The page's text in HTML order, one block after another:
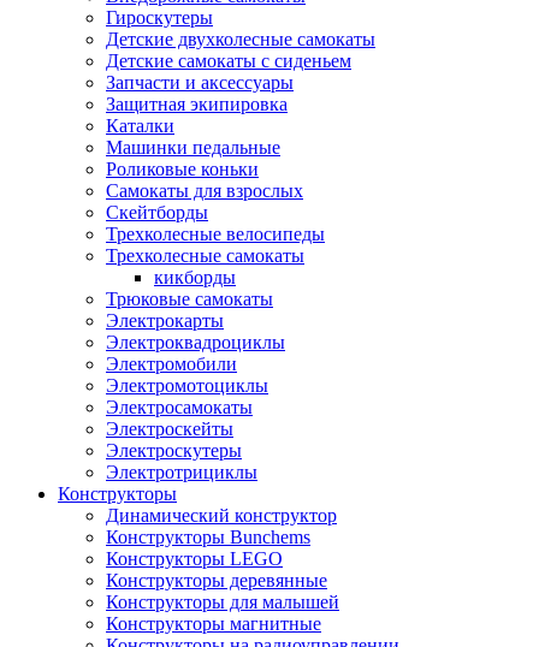
Гироскутеры
Детские двухколесные самокаты
Детские самокаты с сиденьем
Запчасти и аксессуары
Защитная экипировка
Каталки
Машинки педальные
Роликовые коньки
Самокаты для взрослых
Скейтборды
Трехколесные велосипеды
Трехколесные самокаты
кикборды
Трюковые самокаты
Электрокарты
Электроквадроциклы
Электромобили
Электромотоциклы
Электросамокаты
Электроскейты
Электроскутеры
Электротрициклы
Конструкторы
Динамический конструктор
Конструкторы Bunchems
Конструкторы LEGO
Конструкторы деревянные
Конструкторы для малышей
Конструкторы магнитные